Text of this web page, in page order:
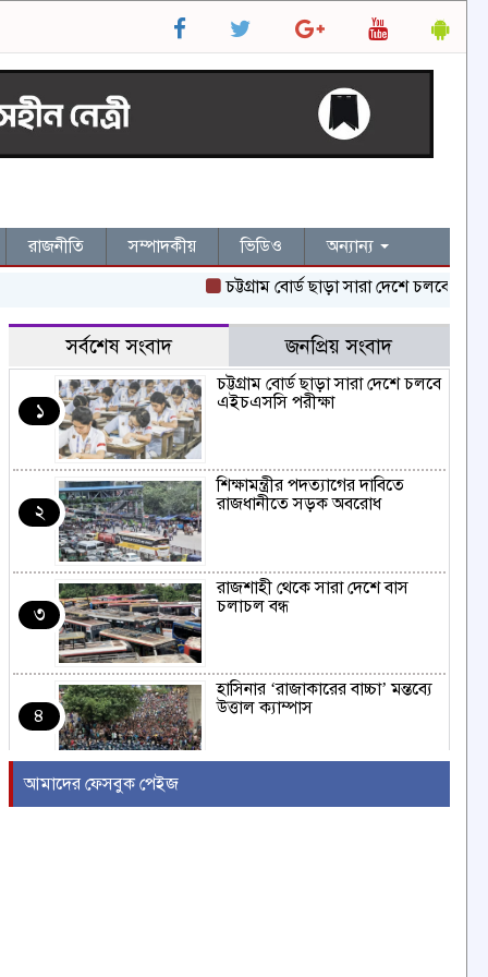
রাজনীতি সম্পাদকীয় ভিডিও
অন্যান্য
চট্টগ্রাম বোর্ড ছাড়া সারা দেশে চলবে এইচএসসি
সর্বশেষ সংবাদ জনপ্রিয় সংবাদ
১
চট্টগ্রাম বোর্ড ছাড়া সারা দেশে চলবে
এইচএসসি পরীক্ষা
২
শিক্ষামন্ত্রীর পদত্যাগের দাবিতে
রাজধানীতে সড়ক অবরোধ
৩
রাজশাহী থেকে সারা দেশে বাস
চলাচল বন্ধ
৪
হাসিনার ‘রাজাকারের বাচ্চা’ মন্তব্যে
উত্তাল ক্যাম্পাস
আজ বৈঠকে বসছেন ট্রাম্প
আমাদের ফেসবুক পেইজ